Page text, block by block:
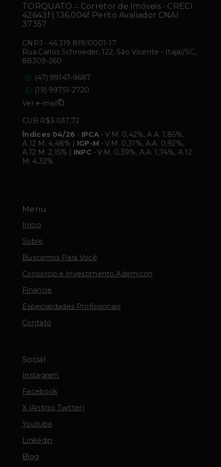
Menu
Início
Sobre
Buscamos Para Você
Consórcio e Investimento Ademicon
Financie
Especialidades Profissionais
Contato
Social
Instagram
Facebook
X (Antigo Twitter)
Youtube
Linkedin
Blog
TORQUATO ∴ Corretor de Imóveis - CRECI
42643f | 136.004f Perito Avaliador CNAI
37357
CNPJ - 46.319.819/0001-17
Rua Carlos Schroeder, 122, São Vicente - Itajaí/SC,
88309-260
(47) 99147-9687
(19) 99751-2720
Ver e-mail
CUB R$3.037,72
Índices 04/26 - IPCA • V.M. 0,42%, A.A. 1,85%,
A.12 M. 4,48% | IGP-M • V.M. 0,31%, A.A. 0,92%,
A.12 M. 2,15% | INPC • V.M. 0,39%, A.A. 1,74%, A.12
M. 4,32%